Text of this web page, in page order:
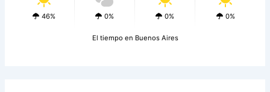
46% 0% 0% 0%
El tiempo en Buenos Aires